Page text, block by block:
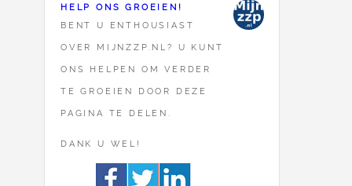
HELP ONS GROEIEN!
BENT U ENTHOUSIAST
OVER MIJNZZP.NL? U KUNT
ONS HELPEN OM VERDER
TE GROEIEN DOOR DEZE
PAGINA TE DELEN.
DANK U WEL!